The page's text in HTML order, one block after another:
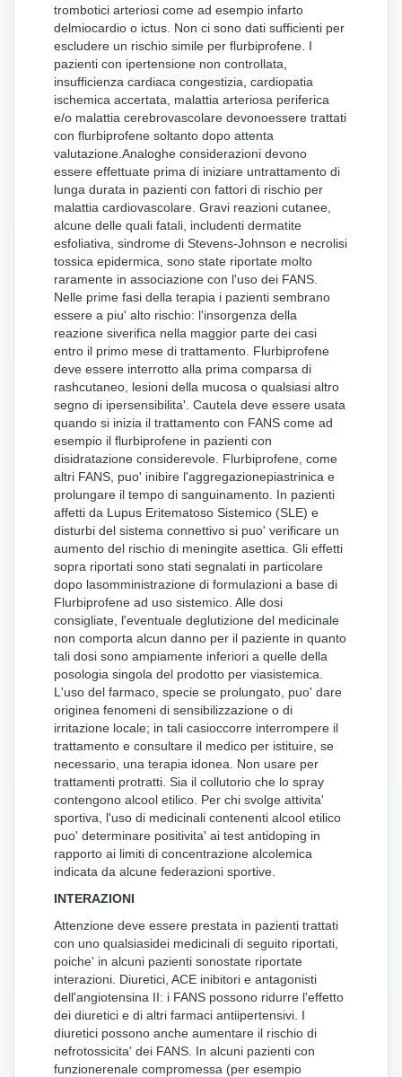
trombotici arteriosi come ad esempio infarto
delmiocardio o ictus. Non ci sono dati sufficienti per
escludere un rischio simile per flurbiprofene. I
pazienti con ipertensione non controllata,
insufficienza cardiaca congestizia, cardiopatia
ischemica accertata, malattia arteriosa periferica
e/o malattia cerebrovascolare devonoessere trattati
con flurbiprofene soltanto dopo attenta
valutazione.Analoghe considerazioni devono
essere effettuate prima di iniziare untrattamento di
lunga durata in pazienti con fattori di rischio per
malattia cardiovascolare. Gravi reazioni cutanee,
alcune delle quali fatali, includenti dermatite
esfoliativa, sindrome di Stevens-Johnson e necrolisi
tossica epidermica, sono state riportate molto
raramente in associazione con l'uso dei FANS.
Nelle prime fasi della terapia i pazienti sembrano
essere a piu' alto rischio: l'insorgenza della
reazione siverifica nella maggior parte dei casi
entro il primo mese di trattamento. Flurbiprofene
deve essere interrotto alla prima comparsa di
rashcutaneo, lesioni della mucosa o qualsiasi altro
segno di ipersensibilita'. Cautela deve essere usata
quando si inizia il trattamento con FANS come ad
esempio il flurbiprofene in pazienti con
disidratazione considerevole. Flurbiprofene, come
altri FANS, puo' inibire l'aggregazionepiastrinica e
prolungare il tempo di sanguinamento. In pazienti
affetti da Lupus Eritematoso Sistemico (SLE) e
disturbi del sistema connettivo si puo' verificare un
aumento del rischio di meningite asettica. Gli effetti
sopra riportati sono stati segnalati in particolare
dopo lasomministrazione di formulazioni a base di
Flurbiprofene ad uso sistemico. Alle dosi
consigliate, l'eventuale deglutizione del medicinale
non comporta alcun danno per il paziente in quanto
tali dosi sono ampiamente inferiori a quelle della
posologia singola del prodotto per viasistemica.
L'uso del farmaco, specie se prolungato, puo' dare
originea fenomeni di sensibilizzazione o di
irritazione locale; in tali casioccorre interrompere il
trattamento e consultare il medico per istituire, se
necessario, una terapia idonea. Non usare per
trattamenti protratti. Sia il collutorio che lo spray
contengono alcool etilico. Per chi svolge attivita'
sportiva, l'uso di medicinali contenenti alcool etilico
puo' determinare positivita' ai test antidoping in
rapporto ai limiti di concentrazione alcolemica
indicata da alcune federazioni sportive.
INTERAZIONI
Attenzione deve essere prestata in pazienti trattati
con uno qualsiasidei medicinali di seguito riportati,
poiche' in alcuni pazienti sonostate riportate
interazioni. Diuretici, ACE inibitori e antagonisti
dell'angiotensina II: i FANS possono ridurre l'effetto
dei diuretici e di altri farmaci antiipertensivi. I
diuretici possono anche aumentare il rischio di
nefrotossicita' dei FANS. In alcuni pazienti con
funzionerenale compromessa (per esempio